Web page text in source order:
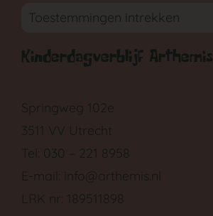
Toestemmingen intrekken
Kinderdagverblijf Arthemis
Springweg 102e
3511 VV Utrecht
Tel: 030 – 221 8958
E-mail: info@arthemis.nl
LRK nr: 189511898